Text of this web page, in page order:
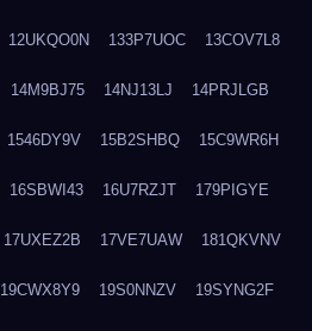
12UKQO0N 133P7UOC 13COV7L8
14M9BJ75 14NJ13LJ 14PRJLGB
1546DY9V 15B2SHBQ 15C9WR6H
16SBWI43 16U7RZJT 179PIGYE
17UXEZ2B 17VE7UAW 181QKVNV
19CWX8Y9 19S0NNZV 19SYNG2F